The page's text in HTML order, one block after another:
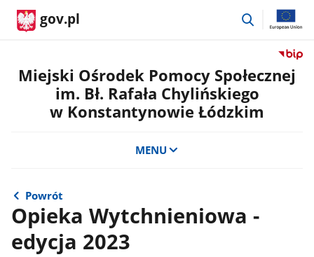
gov.pl
przejdź
Przejdź
do
Miejski Ośrodek Pomocy Społecznej
im. Bł. Rafała Chylińskiego
w Konstantynowie Łódzkim
MENU
Powrót
Opieka Wytchnieniowa -
edycja 2023